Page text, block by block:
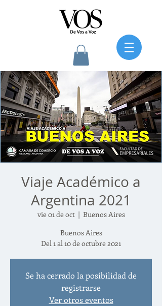
Viaje Académico a
Argentina 2021
vie 01 de oct
  |
Buenos Aires
Buenos Aires
Del 1 al 10 de octubre 2021
Se ha cerrado la posibilidad de
registrarse
Ver otros eventos